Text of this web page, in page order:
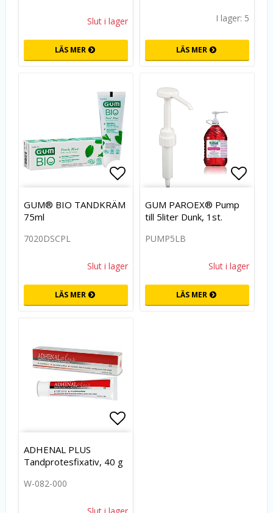
Slut i lager
LÄS MER
I lager: 5
LÄS MER
Lägg till i favoritlistan
GUM® BIO TANDKRÄM
75ml
7020DSCPL
Slut i lager
LÄS MER
GUM PAROEX® Pump
till 5liter Dunk, 1st.
PUMP5LB
Slut i lager
LÄS MER
ADHENAL PLUS
Tandprotesfixativ, 40 g
W-082-000